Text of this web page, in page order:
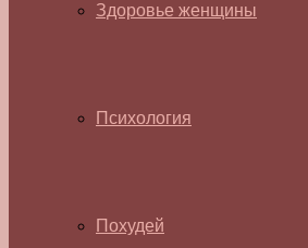
Здоровье женщины
Психология
Похудей